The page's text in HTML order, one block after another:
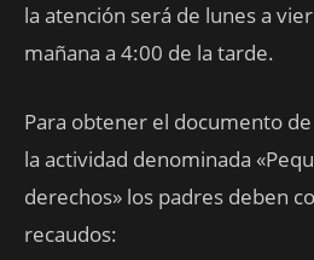
la atención será de lunes a
mañana a 4:00 de la tarde.
Para obtener el documento
la actividad denominada
derechos» los padres deben
recaudos: